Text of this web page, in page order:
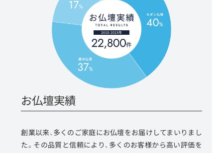
お仏壇実績
創業以来、多くのご家庭にお仏壇をお届けしてまいりまし
た。その品質と信頼により、多くのお客様から高い評価を